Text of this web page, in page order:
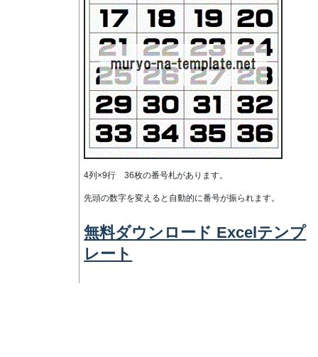
4列×9行 36枚の番号札があります。
先頭の数字を変えると自動的に番号が振られます。
無料ダウンロード Excelテンプ
レート